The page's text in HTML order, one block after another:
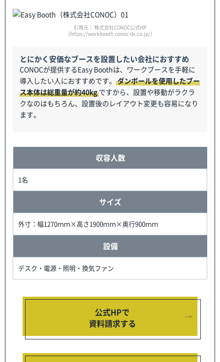
引用元： 株式会社CONOC公式HP
（https://workbooth.conoc-dx.co.jp/）
とにかく安価なブースを設置したい会社におすすめ
CONOCが提供するEasy Boothは、ワークブースを手軽に
導入したい人におすすめです。 ダンボールを使用したブー
ス本体は総重量が約40kgですから、設置や移動がラクラ
クなのはもちろん、設置後のレイアウト変更も容易になり
ます。
収容人数
1名
サイズ
外寸：幅1270ｍｍ×高さ1900ｍｍ×奥行900ｍｍ
設備
デスク・電源・照明・換気ファン
公式HPで
資料請求する